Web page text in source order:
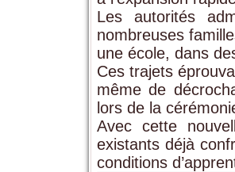
Les autorités
nombreuses
une école, dans
Ces trajets
même de
lors de la
Avec cette
existants déjà
conditions